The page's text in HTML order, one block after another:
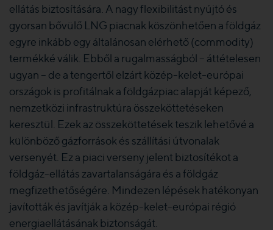
ellátás biztosítására. A nagy flexibilitást nyújtó és
gyorsan bővülő LNG piacnak köszönhetően a földgáz
egyre inkább egy általánosan elérhető (commodity)
termékké válik. Ebből a rugalmasságból – áttételesen
ugyan – de a tengertől elzárt közép-kelet-európai
országok is profitálnak a földgázpiac alapját képező,
nemzetközi infrastruktúra összeköttetéseken
keresztül. Ezek az összeköttetések teszik lehetővé a
különböző gázforrások és szállítási útvonalak
versenyét. Ez a piaci verseny jelent biztosítékot a
földgáz-ellátás zavartalanságára és a földgáz
megfizethetőségére. Mindezen lépések hatékonyan
javították és javítják a közép-kelet-európai régió
energiaellátásának biztonságát.